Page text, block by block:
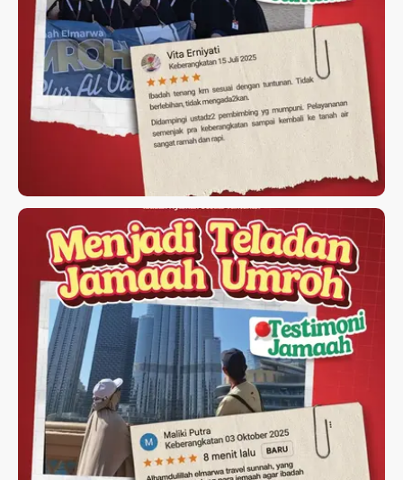
TESTIMONI JAMAAH UMROH
ELMARWA
TESTIMONI JAMAAH UMROH
ELMARWA